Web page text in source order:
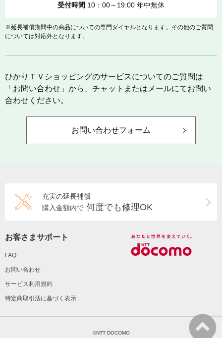
受付時間 10：00～19:00 年中無休
※延長補償期間中の商品についての専門ダイヤルとなります。その他のご質問
については対応外となります。
ひかりＴＶショッピングのサービスについてのご質問は
「お問い合わせ」から、チャットまたはメールにてお問い
合わせください。
お問い合わせフォーム
充実の延長補償
購入金額内で 何度でも修理OK
お客さまサポート
FAQ
お問い合わせ
サービス利用規約
特定商取引法に基づく表示
©NTT DOCOMO